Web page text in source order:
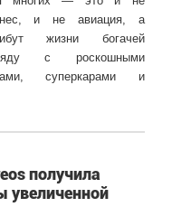
и не авиация, а
жизни богачей
с роскошными
суперкарами и
получила
увеличенной